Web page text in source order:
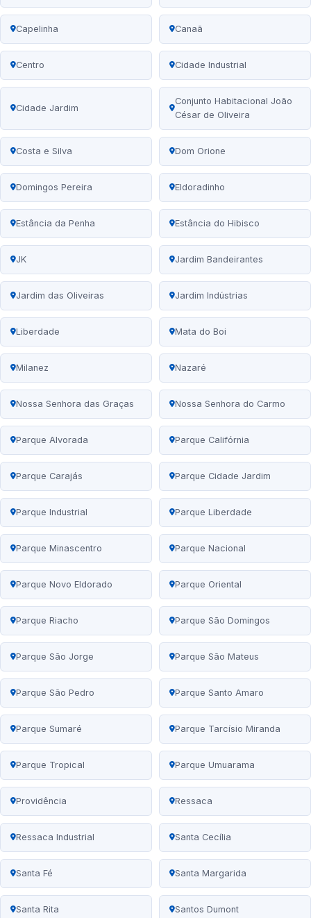
Capelinha Canaã
Centro Cidade Industrial
Cidade Jardim
Conjunto Habitacional João
César de Oliveira
Costa e Silva Dom Orione
Domingos Pereira Eldoradinho
Estância da Penha Estância do Hibisco
JK Jardim Bandeirantes
Jardim das Oliveiras Jardim Indústrias
Liberdade Mata do Boi
Milanez Nazaré
Nossa Senhora das Graças Nossa Senhora do Carmo
Parque Alvorada Parque Califórnia
Parque Carajás Parque Cidade Jardim
Parque Industrial Parque Liberdade
Parque Minascentro Parque Nacional
Parque Novo Eldorado Parque Oriental
Parque Riacho Parque São Domingos
Parque São Jorge Parque São Mateus
Parque São Pedro Parque Santo Amaro
Parque Sumaré Parque Tarcísio Miranda
Parque Tropical Parque Umuarama
Providência Ressaca
Ressaca Industrial Santa Cecília
Santa Fé Santa Margarida
Santa Rita Santos Dumont